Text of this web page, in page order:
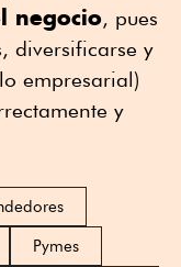
negocio, pues
diversificarse y
empresarial)
y
Pymes